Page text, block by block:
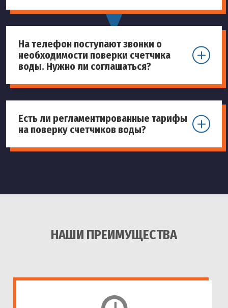
На телефон поступают звонки о
необходимости поверки счетчика
воды. Нужно ли соглашаться?
Есть ли регламентированные тарифы
на поверку счетчиков воды?
НАШИ ПРЕИМУЩЕСТВА